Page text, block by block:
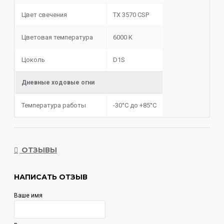
Цвет свечения TX 3570 CSP
Цветовая температура 6000 К
Цоколь D1S
Дневные ходовые огни
Температура работы -30°С до +85°С
ОТЗЫВЫ
НАПИСАТЬ ОТЗЫВ
Ваше имя